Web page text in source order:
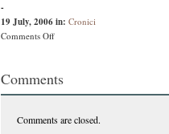
-
19 July, 2006in: Cronici
Comments Offon
ului
din
–
Comments
Comments are closed.